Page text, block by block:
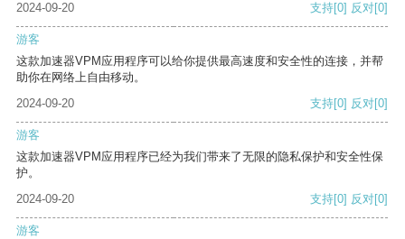
2024-09-20 支持[0] 反对[0]
游客
这款加速器VPM应用程序可以给你提供最高速度和安全性的连接，并帮
助你在网络上自由移动。
2024-09-20
支持[0] 反对[0]
游客
这款加速器VPM应用程序已经为我们带来了无限的隐私保护和安全性保
护。
2024-09-20
支持[0] 反对[0]
游客